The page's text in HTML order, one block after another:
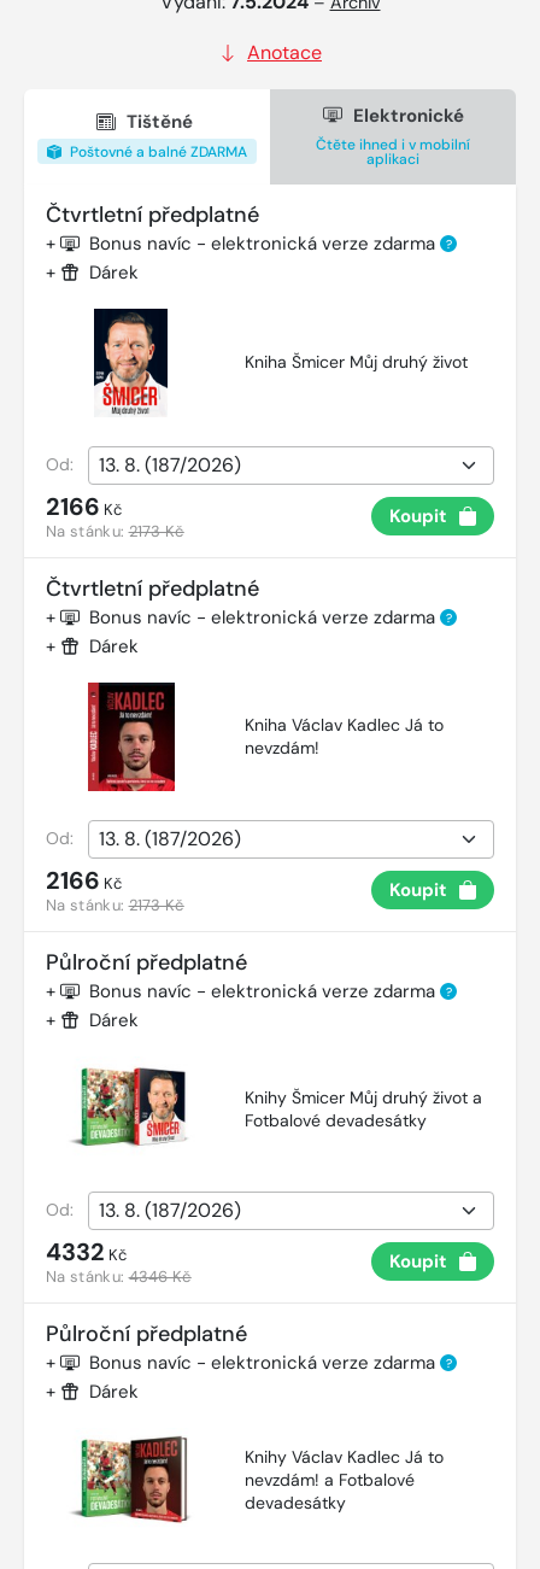
Anotace
Tištěné
Poštovné a balné ZDARMA
Elektronické
Čtěte ihned i v mobilní
aplikaci
Čtvrtletní předplatné
+ Bonus navíc - elektronická verze zdarma ?
+ Dárek
Kniha Šmicer Můj druhý život
Od:
2166 Kč
Na stánku:2173 Kč
Koupit
Čtvrtletní předplatné
+ Bonus navíc - elektronická verze zdarma ?
+ Dárek
Kniha Václav Kadlec Já to
nevzdám!
Od:
2166 Kč
Na stánku:2173 Kč
Koupit
Půlroční předplatné
+ Bonus navíc - elektronická verze zdarma ?
+ Dárek
Knihy Šmicer Můj druhý život a
Fotbalové devadesátky
Od:
4332 Kč
Na stánku:4346 Kč
Koupit
Půlroční předplatné
+ Bonus navíc - elektronická verze zdarma ?
+ Dárek
Knihy Václav Kadlec Já to
nevzdám! a Fotbalové
devadesátky